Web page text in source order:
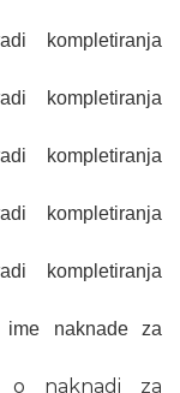
kompletiranja
kompletiranja
kompletiranja
kompletiranja
kompletiranja
naknade za
naknadi za